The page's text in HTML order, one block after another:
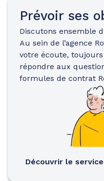
Prévoir ses
Discutons ensemble
Au sein de l’agence
votre écoute,
répondre aux
formules de contrat
Découvrir le service